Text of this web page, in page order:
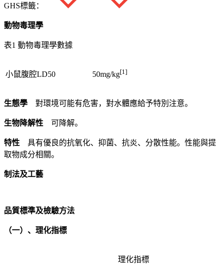
GHS標籤：
動物毒理學
表1 動物毒理學數據
小鼠腹腔LD50 50mg/kg[1]
生態學 對環境可能有危害，對水體應給予特別注意。
生物降解性 可降解。
特性 具有優良的抗氧化、抑菌、抗炎、分散性能。性能與提
取物成分相關。
制法及工藝
品質標準及檢驗方法
（一）、理化指標
理化指標